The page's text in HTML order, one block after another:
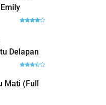
Delapan
Mati (Full